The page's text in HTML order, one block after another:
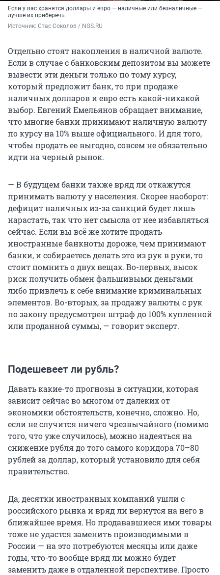
Если у вас хранятся доллары и евро — наличные или безналичные —
лучше их приберечь
Источник: Стас Соколов / NGS.RU
Отдельно стоят накопления в наличной валюте.
Если в случае с банковским депозитом вы можете
вывести эти деньги только по тому курсу,
который предложит банк, то при продаже
наличных долларов и евро есть какой-никакой
выбор. Евгений Емельянов обращает внимание,
что многие банки принимают наличную валюту
по курсу на 10% выше официального. И для того,
чтобы продать ее выгодно, совсем не обязательно
идти на черный рынок.
— В будущем банки также вряд ли откажутся
принимать валюту у населения. Скорее наоборот:
дефицит наличных из-за санкций будет лишь
нарастать, так что нет смысла от нее избавляться
сейчас. Если вы всё же хотите продать
иностранные банкноты дороже, чем принимают
банки, и собираетесь делать это из рук в руки, то
стоит помнить о двух вещах. Во-первых, высок
риск получить обмен фальшивыми деньгами
либо привлечь к себе внимание криминальных
элементов. Во-вторых, за продажу валюты с рук
по закону предусмотрен штраф до 100% купленной
или проданной суммы, — говорит эксперт.
Подешевеет ли рубль?
Давать какие-то прогнозы в ситуации, которая
зависит сейчас во многом от далеких от
экономики обстоятельств, конечно, сложно. Но,
если не случится ничего чрезвычайного (помимо
того, что уже случилось), можно надеяться на
снижение рубля до того самого коридора 70–80
рублей за доллар, который установило для себя
правительство.
Да, десятки иностранных компаний ушли с
российского рынка и вряд ли вернутся на него в
ближайшее время. Но продававшиеся ими товары
тоже не удастся заменить производимыми в
России — на это потребуются месяцы или даже
годы, что-то вообще вряд ли можно будет
заменить даже в отдаленной перспективе. Просто